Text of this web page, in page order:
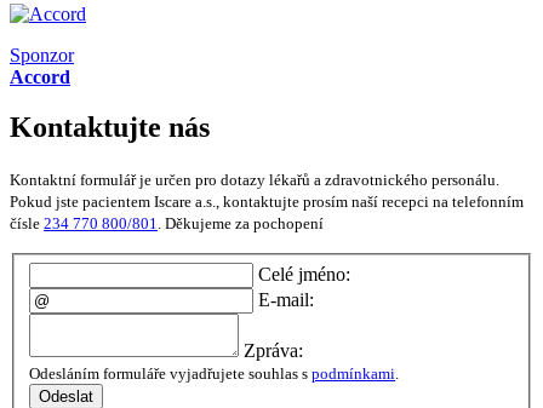
Sponzor
Accord
Kontaktujte nás
Kontaktní formulář je určen pro dotazy lékařů a zdravotnického personálu.
Pokud jste pacientem Iscare a.s., kontaktujte prosím naší recepci na telefonním
čísle 234 770 800/801. Děkujeme za pochopení
Celé jméno:
E-mail:
Zpráva:
Odesláním formuláře vyjadřujete souhlas s podmínkami
Odeslat